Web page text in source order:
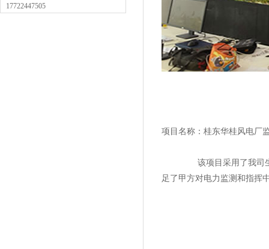
17722447505
项目名称：桂东华桂风电厂
该项目采用了我司生产
足了甲方对电力监测和指挥